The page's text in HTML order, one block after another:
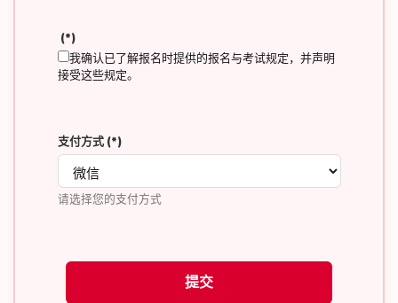
(*)
我确认已了解报名时提供的报名与考试规定，并声明
接受这些规定。
支付方式 (*)
请选择您的支付方式
提交